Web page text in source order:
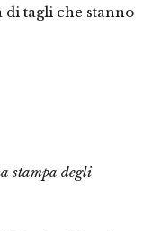
di tagli che stanno
stampa degli